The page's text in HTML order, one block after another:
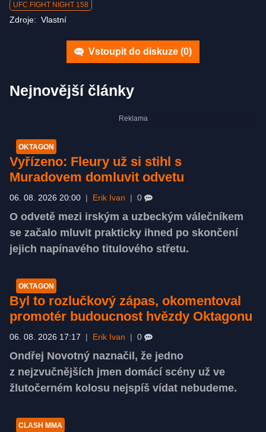
UFC FIGHT NIGHT 158
Zdroje: Vlastní
Vstoupit do diskuze (0)
Nejnovější články
OKTAGON
Vyřízeno: Fleury už si stihl s
Muradovem domluvit odvetu
06. 08. 2026 20:00 Erik Ivan 0
O odvetě mezi irským a uzbeckým válečníkem
se začalo mluvit prakticky ihned po skončení
jejich napínavého titulového střetu.
OKTAGON
Byl to rozlučkový zápas, okomentoval
promotér budoucnost hvězdy Oktagonu
06. 08. 2026 17:17 Erik Ivan 0
Ondřej Novotný naznačil, že jedno
z nejzvučnějších jmen domácí scény už ve
žlutočerném kolosu nejspíš vídat nebudeme.
CLASH MMA